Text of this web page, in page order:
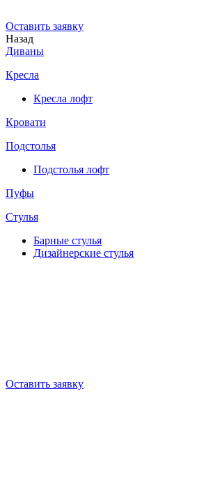
Оставить заявку
Назад
Диваны
Кресла
Кресла лофт
Кровати
Подстолья
Подстолья лофт
Пуфы
Стулья
Барные cтулья
Дизайнерские cтулья
Оставить заявку